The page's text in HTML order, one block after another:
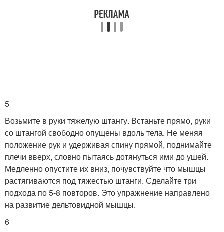
5
Возьмите в руки тяжелую штангу. Встаньте прямо, руки
со штангой свободно опущены вдоль тела. Не меняя
положение рук и удерживая спину прямой, поднимайте
плечи вверх, словно пытаясь дотянуться ими до ушей.
Медленно опустите их вниз, почувствуйте что мышцы
растягиваются под тяжестью штанги. Сделайте три
подхода по 5-8 повторов. Это упражнение направлено
на развитие дельтовидной мышцы.
6